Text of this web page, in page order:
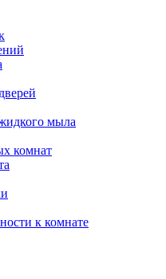
мыла
комнат
к комнате